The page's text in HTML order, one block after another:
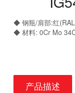
◆ 钢瓶/肩部:红
◆ 材料: 0Cr Mo
产品描述